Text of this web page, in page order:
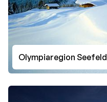
Olympiaregion Seefeld